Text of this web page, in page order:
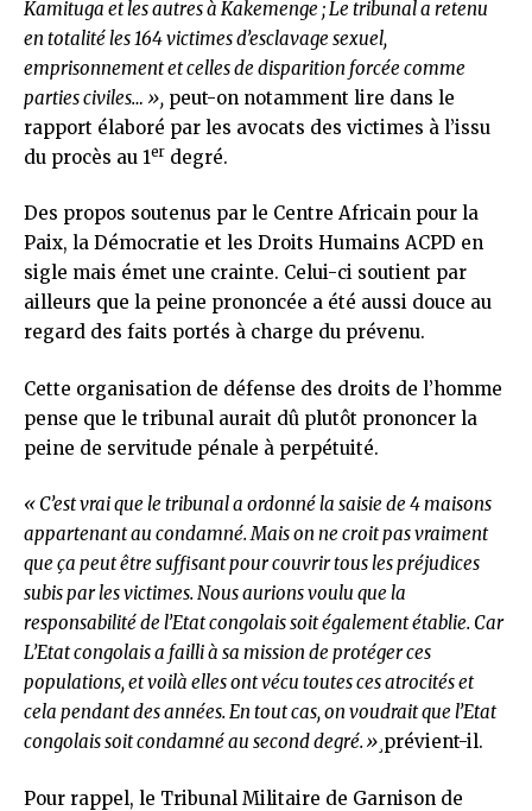
Kamituga et les autres à Kakemenge ; Le tribunal a retenu
en totalité les 164 victimes d’esclavage sexuel,
emprisonnement et celles de disparition forcée comme
parties civiles… », peut-on notamment lire dans le
rapport élaboré par les avocats des victimes à l’issu
du procès au 1er degré.
Des propos soutenus par le Centre Africain pour la
Paix, la Démocratie et les Droits Humains ACPD en
sigle mais émet une crainte. Celui-ci soutient par
ailleurs que la peine prononcée a été aussi douce au
regard des faits portés à charge du prévenu.
Cette organisation de défense des droits de l’homme
pense que le tribunal aurait dû plutôt prononcer la
peine de servitude pénale à perpétuité.
« C’est vrai que le tribunal a ordonné la saisie de 4 maisons
appartenant au condamné. Mais on ne croit pas vraiment
que ça peut être suffisant pour couvrir tous les préjudices
subis par les victimes. Nous aurions voulu que la
responsabilité de l’Etat congolais soit également établie. Car
L’Etat congolais a failli à sa mission de protéger ces
populations, et voilà elles ont vécu toutes ces atrocités et
cela pendant des années. En tout cas, on voudrait que l’Etat
congolais soit condamné au second degré.» ¸prévient-il.
Pour rappel, le Tribunal Militaire de Garnison de